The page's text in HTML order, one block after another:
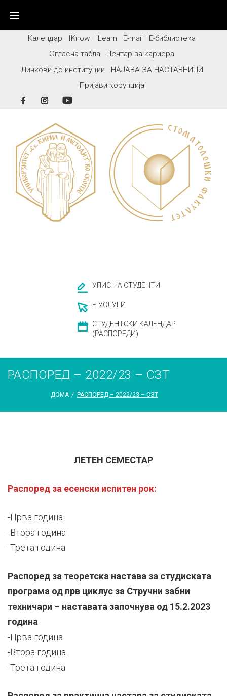
contentКалендар IKnow iLearn E-mail
Е-библиотека
Огласна табла
Центар за кариера
Линкови до институции
НАЈАВА ЗА НАСТАВНИЦИ
Пријави корупција
FacebookInstagram
УПИС НА СТУДЕНТИ
Е-УСЛУГИ
СТУДЕНТСКИ КАЛЕНДАР
(РАСПОРЕДИ)
РАСПОРЕД – 2022/23 – СЗТ
ДОМА / РАСПОРЕД – 2022/23 – СЗТ
ЛЕТЕН СЕМЕСТАР
Распоред за есенски испитен рок:
-Прва година
-Втора година
-Трета година
Распоред за теоретска настава за студиската
програма од прв циклус за Стручни забни
техничари – наставата започнува од 15.2.2023
година
-Прва година
-Втора година
-Трета година